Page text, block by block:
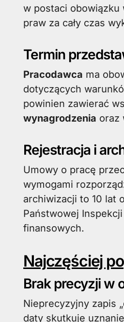
w postaci obowiązku
praw za cały czas
Termin
Pracodawca ma
dotyczących
powinien zawierać
wynagrodzenia oraz
Rejestracja i
Umowy o pracę
wymogami
archiwizacji to 10 lat
Państwowej
finansowych.
Najczęściej
Brak precyzji w
Nieprecyzyjny zapis
daty skutkuje